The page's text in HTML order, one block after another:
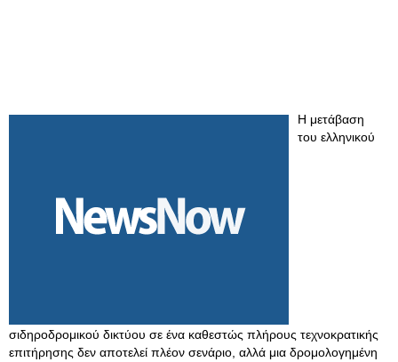
Η μετάβαση
του ελληνικού
σιδηροδρομικού δικτύου σε ένα καθεστώς πλήρους τεχνοκρατικής
επιτήρησης δεν αποτελεί πλέον σενάριο, αλλά μια δρομολογημένη